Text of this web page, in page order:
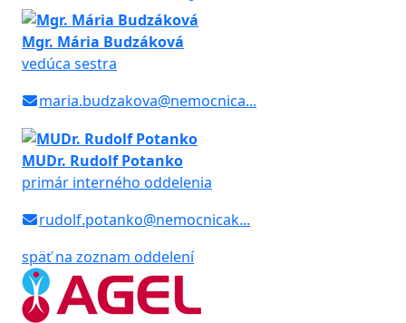
Mgr. Mária Budzáková
vedúca sestra
maria.budzakova@nemocnica...
MUDr. Rudolf Potanko
primár interného oddelenia
rudolf.potanko@nemocnicak...
späť na zoznam oddelení